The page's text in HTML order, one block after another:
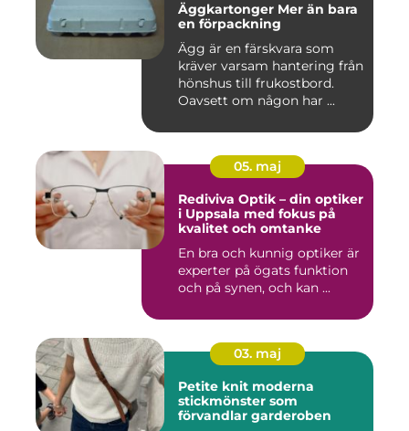
Äggkartonger Mer än bara
en förpackning
Ägg är en färskvara som
kräver varsam hantering från
hönshus till frukostbord.
Oavsett om någon har ...
05. maj
Rediviva Optik – din optiker
i Uppsala med fokus på
kvalitet och omtanke
En bra och kunnig optiker är
experter på ögats funktion
och på synen, och kan ...
03. maj
Petite knit moderna
stickmönster som
förvandlar garderoben